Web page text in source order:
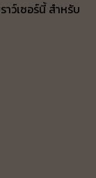
ว์เซอร์นี้ สำหรับ